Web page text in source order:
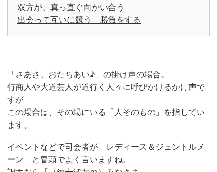
双方が、真っ直ぐ向かい合う
出会って互いに競う、勝負をする
「さあさ、おたちあい♪」の掛け声の場合。
行商人や大道芸人が道行く人々に呼びかけるかけ声で
すが
この場合は、その場にいる「人そのもの」を指してい
ます。
イベントなどで司会者が「レディース＆ジェントルメ
ーン」と冒頭でよく言いますね。